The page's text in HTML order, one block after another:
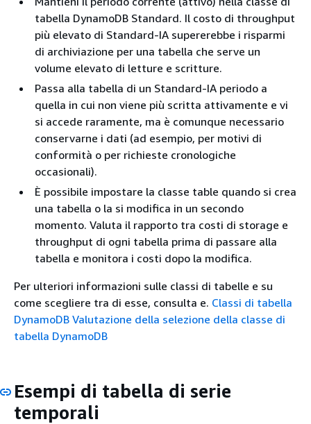
tabella DynamoDB Standard. Il costo di throughput
più elevato di Standard-IA supererebbe i risparmi
di archiviazione per una tabella che serve un
volume elevato di letture e scritture.
Passa alla tabella di un Standard-IA periodo a
quella in cui non viene più scritta attivamente e vi
si accede raramente, ma è comunque necessario
conservarne i dati (ad esempio, per motivi di
conformità o per richieste cronologiche
occasionali).
È possibile impostare la classe table quando si crea
una tabella o la si modifica in un secondo
momento. Valuta il rapporto tra costi di storage e
throughput di ogni tabella prima di passare alla
tabella e monitora i costi dopo la modifica.
Per ulteriori informazioni sulle classi di tabelle e su
come scegliere tra di esse, consulta e. Classi di tabella
DynamoDB Valutazione della selezione della classe di
tabella DynamoDB
Esempi di tabella di serie
temporali